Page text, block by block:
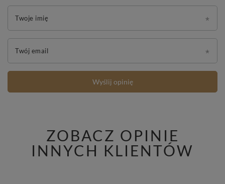
Twoje imię
Twój email
Wyślij opinię
ZOBACZ OPINIE
INNYCH KLIENTÓW